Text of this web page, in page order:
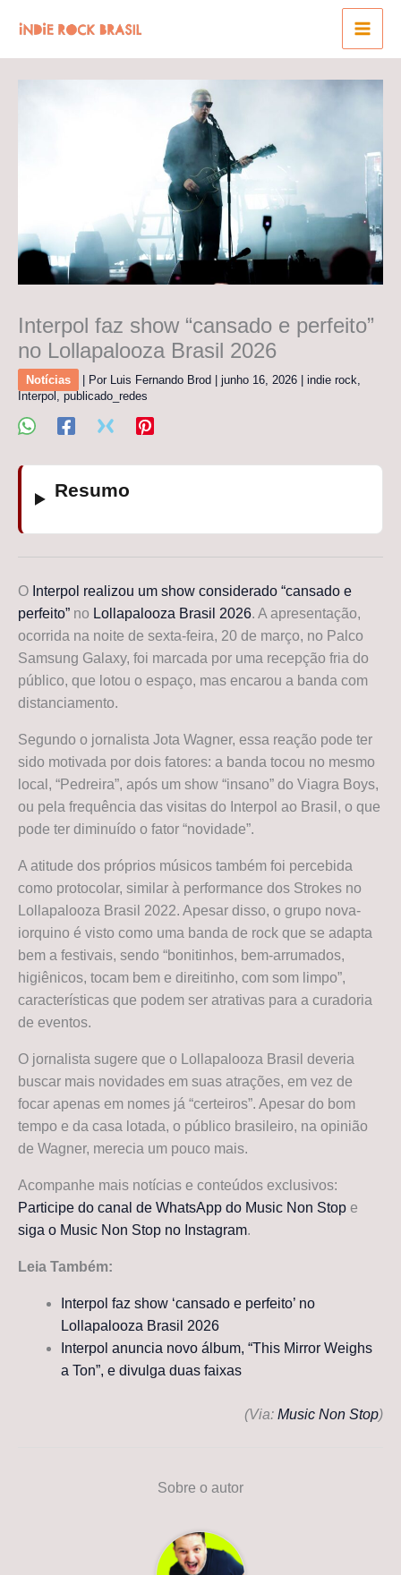
para
o
Interpol faz show “cansado e perfeito”
no Lollapalooza Brasil 2026
Notícias | Por Luis Fernando Brod junho 16, 2026 indie rock,
Interpol , publicado_redes
Resumo
O Interpol realizou um show considerado “cansado e
perfeito” no Lollapalooza Brasil 2026. A apresentação,
ocorrida na noite de sexta-feira, 20 de março, no Palco
Samsung Galaxy, foi marcada por uma recepção fria do
público, que lotou o espaço, mas encarou a banda com
distanciamento.
Segundo o jornalista Jota Wagner, essa reação pode ter
sido motivada por dois fatores: a banda tocou no mesmo
local, “Pedreira”, após um show “insano” do Viagra Boys,
ou pela frequência das visitas do Interpol ao Brasil, o que
pode ter diminuído o fator “novidade”.
A atitude dos próprios músicos também foi percebida
como protocolar, similar à performance dos Strokes no
Lollapalooza Brasil 2022. Apesar disso, o grupo nova-
iorquino é visto como uma banda de rock que se adapta
bem a festivais, sendo “bonitinhos, bem-arrumados,
higiênicos, tocam bem e direitinho, com som limpo”,
características que podem ser atrativas para a curadoria
de eventos.
O jornalista sugere que o Lollapalooza Brasil deveria
buscar mais novidades em suas atrações, em vez de
focar apenas em nomes já “certeiros”. Apesar do bom
tempo e da casa lotada, o público brasileiro, na opinião
de Wagner, merecia um pouco mais.
Acompanhe mais notícias e conteúdos exclusivos:
Participe do canal de WhatsApp do Music Non Stop e
siga o Music Non Stop no Instagram.
Leia Também:
Interpol faz show ‘cansado e perfeito’ no
Lollapalooza Brasil 2026
Interpol anuncia novo álbum, “This Mirror Weighs
a Ton”, e divulga duas faixas
(Via: Music Non Stop)
Sobre o autor